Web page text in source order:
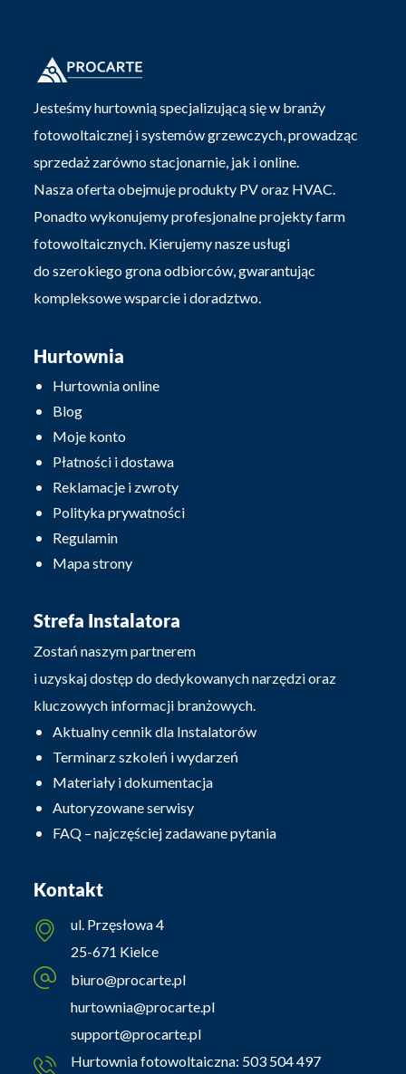
Jesteśmy hurtownią specjalizującą się w branży
fotowoltaicznej i systemów grzewczych, prowadząc
sprzedaż zarówno stacjonarnie, jak i online.
Nasza oferta obejmuje produkty PV oraz HVAC.
Ponadto wykonujemy profesjonalne projekty farm
fotowoltaicznych. Kierujemy nasze usługi
do szerokiego grona odbiorców, gwarantując
kompleksowe wsparcie i doradztwo.
Hurtownia
Hurtownia online
Blog
Moje konto
Płatności i dostawa
Reklamacje i zwroty
Polityka prywatności
Regulamin
Mapa strony
Strefa Instalatora
Zostań naszym partnerem
i uzyskaj dostęp do dedykowanych narzędzi oraz
kluczowych informacji branżowych.
Aktualny cennik dla Instalatorów
Terminarz szkoleń i wydarzeń
Materiały i dokumentacja
Autoryzowane serwisy
FAQ – najczęściej zadawane pytania
Kontakt
ul. Przęsłowa 4
25-671 Kielce
biuro@procarte.pl
hurtownia@procarte.pl
support@procarte.pl
Hurtownia fotowoltaiczna: 503 504 497